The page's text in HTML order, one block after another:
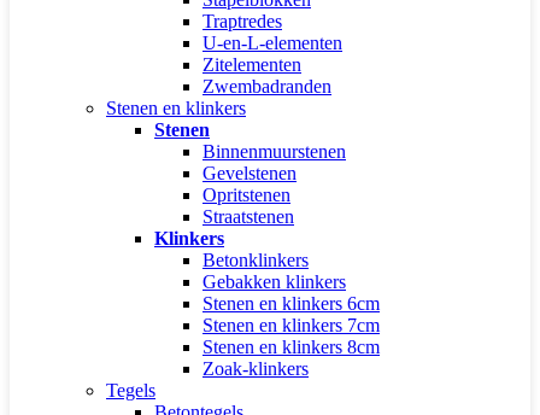
Traptredes
U-en-L-elementen
Zitelementen
Zwembadranden
Stenen en klinkers
Stenen
Binnenmuurstenen
Gevelstenen
Opritstenen
Straatstenen
Klinkers
Betonklinkers
Gebakken klinkers
Stenen en klinkers 6cm
Stenen en klinkers 7cm
Stenen en klinkers 8cm
Zoak-klinkers
Tegels